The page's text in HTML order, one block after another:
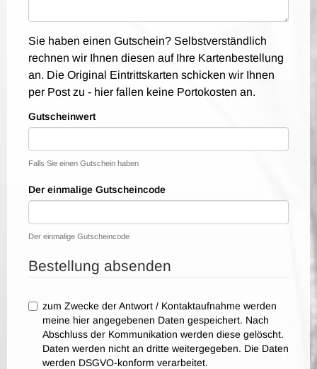
Sie haben einen Gutschein? Selbstverständlich
rechnen wir Ihnen diesen auf Ihre Kartenbestellung
an. Die Original Eintrittskarten schicken wir Ihnen
per Post zu - hier fallen keine Portokosten an.
Gutscheinwert
Falls Sie einen Gutschein haben
Der einmalige Gutscheincode
Der einmalige Gutscheincode
Bestellung absenden
zum Zwecke der Antwort / Kontaktaufnahme werden
meine hier angegebenen Daten gespeichert. Nach
Abschluss der Kommunikation werden diese gelöscht.
Daten werden nicht an dritte weitergegeben. Die Daten
werden DSGVO-konform verarbeitet.